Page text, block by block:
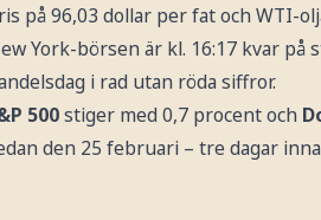
på 96,03 dollar per fat och WTI-
York-börsen är kl. 16:17 kvar på
i rad utan röda siffror.
500stiger med 0,7 procent och
den 25 februari – tre dagar